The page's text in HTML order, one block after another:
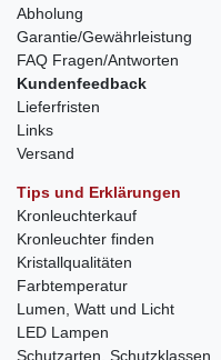
Abholung
Garantie/Gewährleistung
FAQ Fragen/Antworten
Kundenfeedback
Lieferfristen
Links
Versand
Tips und Erklärungen
Kronleuchterkauf
Kronleuchter finden
Kristallqualitäten
Farbtemperatur
Lumen, Watt und Licht
LED Lampen
Schutzarten, Schutzklassen